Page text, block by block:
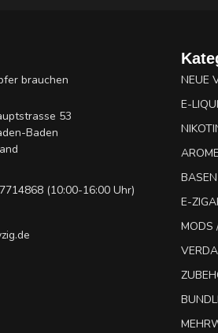
brauchen
53
Baden
(10:00-16:00 Uhr)
NEUE
E-
E-
MODS